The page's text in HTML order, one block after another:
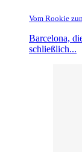
Vom Rookie
Barcelona,
schließlich...